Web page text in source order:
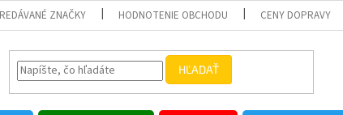
ZNAČKY HODNOTENIE OBCHODU CENY DOPRAVY
HĽADAŤ